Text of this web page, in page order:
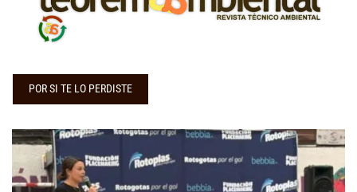
POR SI TE LO PERDISTE